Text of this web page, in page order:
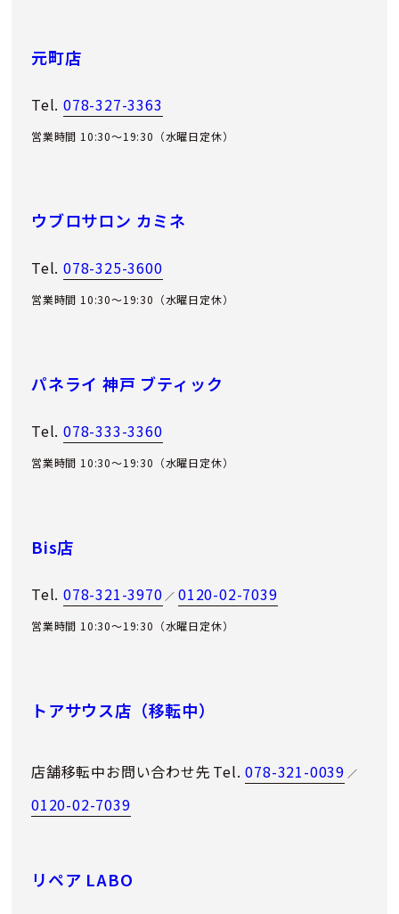
元町店
Tel. 078-327-3363
営業時間 10:30～19:30（水曜日定休）
ウブロサロン カミネ
Tel. 078-325-3600
営業時間 10:30～19:30（水曜日定休）
パネライ 神戸 ブティック
Tel. 078-333-3360
営業時間 10:30～19:30（水曜日定休）
Bis店
Tel. 078-321-3970 ／0120-02-7039
営業時間 10:30～19:30（水曜日定休）
トアサウス店（移転中）
店舗移転中お問い合わせ先 Tel.078-321-0039 ／
0120-02-7039
リペア LABO